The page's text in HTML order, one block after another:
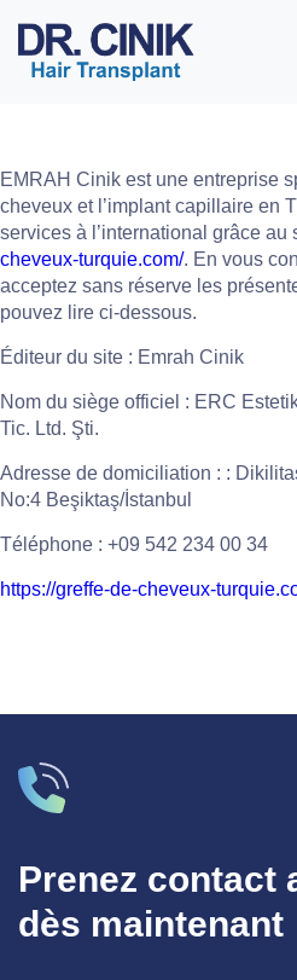
EMRAH Cinik est une entreprise
cheveux et l’implant capillaire en
services à l’international grâce au
cheveux-turquie.com/. En vous
acceptez sans réserve les
pouvez lire ci-dessous.
Éditeur du site : Emrah Cinik
Nom du siège officiel : ERC
Tic. Ltd. Şti.
Adresse de domiciliation : :
No:4 Beşiktaş/İstanbul
Téléphone : +09 542 234 00 34
https://greffe-de-cheveux-
Prenez contact
dès maintenant